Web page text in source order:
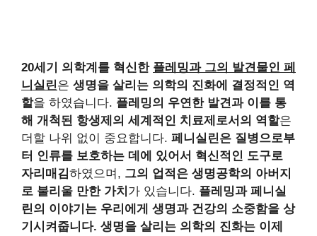
20세기 의학계를 혁신한 플레밍과 그의 발견물인 페
니실린은 생명을 살리는 의학의 진화에 결정적인 역
할을 하였습니다. 플레밍의 우연한 발견과 이를 통
해 개척된 항생제의 세계적인 치료제로서의 역할은
더할 나위 없이 중요합니다. 페니실린은 질병으로부
터 인류를 보호하는 데에 있어서 혁신적인 도구로
자리매김하였으며, 그의 업적은 생명공학의 아버지
로 불리울 만한 가치 가 있습니다. 플레밍과 페니실
린의 이야기는 우리에게 생명과 건강의 소중함을 상
기시켜줍니다. 생명을 살리는 의학의 진화는 이제